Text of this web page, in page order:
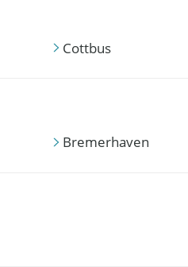
Cottbus
Bremerhaven